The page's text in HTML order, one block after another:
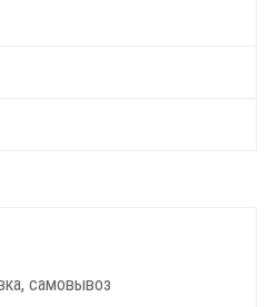
самовывоз